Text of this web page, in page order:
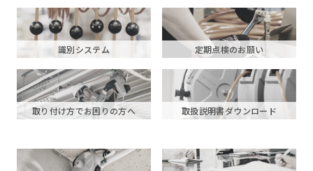
識別システム 定期点検のお願い
取り付け方でお困りの方へ 取扱説明書ダウンロード